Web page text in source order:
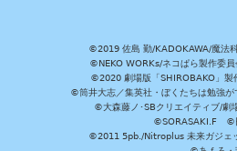
©2019 佐島 勤/KADOKAWA/魔法
©NEKO WORKs/ネコぱら製作委
©2020 劇場版「SHIROBAKO」
©筒井大志／集英社・ぼくたちは勉強
©大森藤ノ･SBクリエイティブ/
©SORASAKI.F ©
©2011 5pb./Nitroplus 未来ガジェ